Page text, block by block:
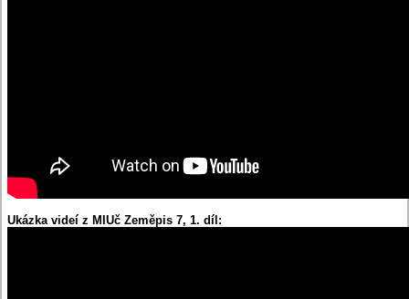
Ukázka videí z MIUč Zeměpis 7, 1. díl: